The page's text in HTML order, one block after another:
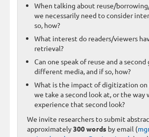
When talking about reuse/
we necessarily need to consider
so, how?
What interest do readers/viewers
retrieval?
Can one speak of reuse and a second
different media, and if so, how?
What is the impact of digitization
we take a second look at, or the way
experience that second look?
We invite researchers to submit
approximately300 words by email (